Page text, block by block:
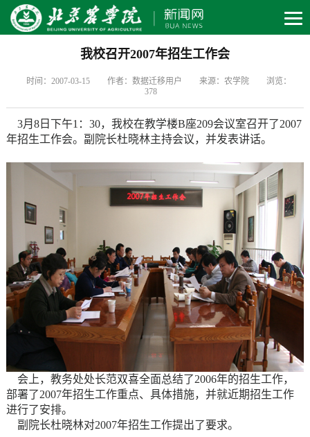
我校召开2007年招生工作会
时间：2007-03-15 作者：数据迁移用户 来源：农学院
浏览：
378
3月8日下午1：30，我校在教学楼B座209会议室召开了2007
年招生工作会。副院长杜晓林主持会议，并发表讲话。
会上，教务处处长范双喜全面总结了2006年的招生工作，
部署了2007年招生工作重点、具体措施，并就近期招生工作
进行了安排。
副院长杜晓林对2007年招生工作提出了要求。